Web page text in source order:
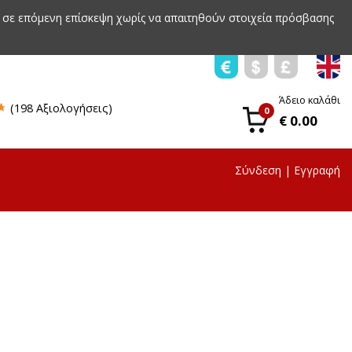
επόμενη επίσκεψη χωρίς να απαιτηθούν στοιχεία πρόσβασης
(198 Αξιολογήσεις) 0
Άδειο καλάθι
€ 0.00
Σύνδεση | Εγγραφή